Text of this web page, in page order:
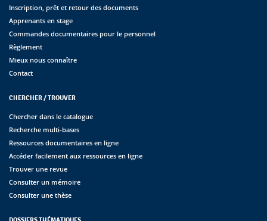
Inscription, prêt et retour des documents
Apprenants en stage
Commandes documentaires pour le personnel
Règlement
Mieux nous connaître
Contact
CHERCHER / TROUVER
Chercher dans le catalogue
Recherche multi-bases
Ressources documentaires en ligne
Accéder facilement aux ressources en ligne
Trouver une revue
Consulter un mémoire
Consulter une thèse